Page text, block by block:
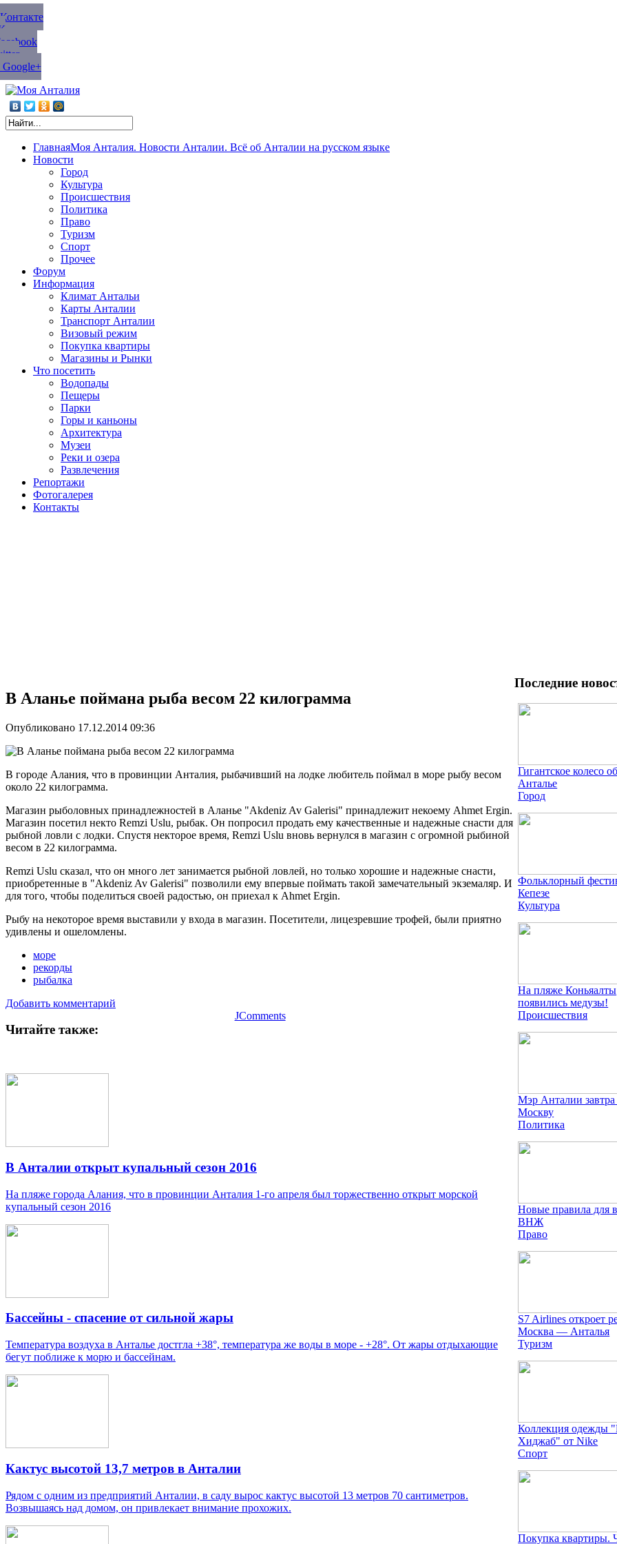
ГлавнаяМоя Анталия. Новости Анталии. Всё об Анталии на русском языке
Новости
Город
Культура
Происшествия
Политика
Право
Туризм
Спорт
Прочее
Форум
Информация
Климат Антальи
Карты Анталии
Транспорт Анталии
Визовый режим
Покупка квартиры
Магазины и Рынки
Что посетить
Водопады
Пещеры
Парки
Горы и каньоны
Архитектура
Музеи
Реки и озера
Развлечения
Репортажи
Фотогалерея
Контакты
В Аланье поймана рыба весом 22 килограмма
Опубликовано 17.12.2014 09:36
В городе Алания, что в провинции Анталия, рыбачивший на лодке любитель поймал в море рыбу весом
около 22 килограмма.
Магазин рыболовных принадлежностей в Аланье "Akdeniz Av Galerisi" принадлежит некоему Ahmet Ergin.
Магазин посетил некто Remzi Uslu, рыбак. Он попросил продать ему качественные и надежные снасти для
рыбной ловли с лодки. Спустя некторое время, Remzi Uslu вновь вернулся в магазин с огромной рыбиной
весом в 22 килограмма.
Remzi Uslu сказал, что он много лет занимается рыбной ловлей, но только хорошие и надежные снасти,
приобретенные в "Akdeniz Av Galerisi" позволили ему впервые поймать такой замечательный экземаляр. И
для того, чтобы поделиться своей радостью, он приехал к Ahmet Ergin.
Рыбу на некоторое время выставили у входа в магазин. Посетители, лицезревшие трофей, были приятно
удивлены и ошеломлены.
море
рекорды
рыбалка
Добавить комментарий
JComments
Читайте также:
В Анталии открыт купальный сезон 2016
На пляже города Алания, что в провинции Анталия 1-го апреля был торжественно открыт морской
купальный сезон 2016
Бассейны - спасение от сильной жары
Температура воздуха в Анталье достгла +38°, температура же воды в море - +28°. От жары отдыхающие
бегут поближе к морю и бассейнам.
Кактус высотой 13,7 метров в Анталии
Рядом с одним из предприятий Анталии, в саду вырос кактус высотой 13 метров 70 сантиметров.
Возвышаясь над домом, он привлекает внимание прохожих.
Последние
Гигантское колесо
Анталье
Город
Фольклорный
Кепезе
Культура
На пляже Коньяалты
появились медузы!
Происшествия
Мэр Анталии завтра
Москву
Политика
Новые правила для
ВНЖ
Право
S7 Airlines откроет
Москва — Анталья
Туризм
Коллекция одежды
Хиджаб" от Nike
Спорт
Покупка квартиры.